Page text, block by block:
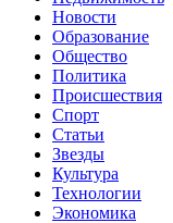
Новости
Образование
Общество
Политика
Происшествия
Спорт
Статьи
Звезды
Культура
Технологии
Экономика